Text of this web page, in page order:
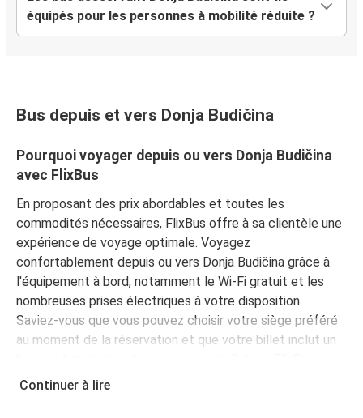
équipés pour les personnes à mobilité réduite ?
Bus depuis et vers Donja Budičina
Pourquoi voyager depuis ou vers Donja Budičina
avec FlixBus
En proposant des prix abordables et toutes les
commodités nécessaires, FlixBus offre à sa clientèle une
expérience de voyage optimale. Voyagez
confortablement depuis ou vers Donja Budičina grâce à
l'équipement à bord, notamment le Wi-Fi gratuit et les
nombreuses prises électriques à votre disposition.
Saviez-vous que vous pouvez choisir votre siège préféré
au moment de la réservation et que votre billet inclut un
voyagez l'esprit tranquille !
Continuer à lire